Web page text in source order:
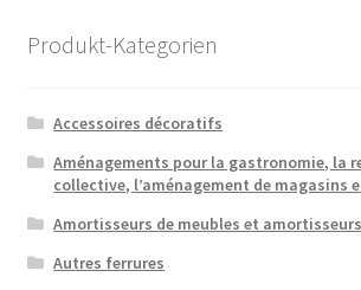
Produkt-Kategorien
Accessoires décoratifs
Aménagements pour la gastronomie, la
collective, l’aménagement de magasins
Amortisseurs de meubles et
Autres ferrures